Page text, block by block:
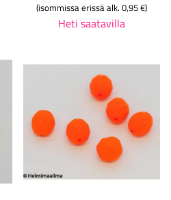
(isommissa erissä alk. 0,95 €)
Heti saatavilla